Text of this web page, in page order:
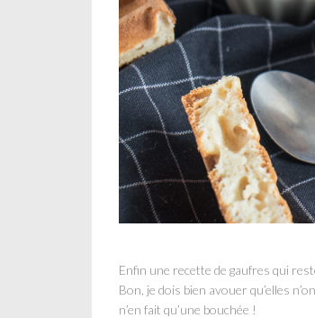
Enfin une recette de gaufres qui
Bon, je dois bien avouer qu’elles
n’en fait qu’une bouchée !